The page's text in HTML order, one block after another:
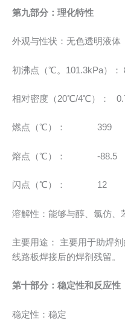
第九部分：理化特性
外观与性状：无色透明液体
初沸点（℃。101.3kPa）：
相对密度（20℃/4℃）：
燃点（℃）： 399
熔点（℃）： -88.5
闪点（℃）： 12
溶解性：能够与醇、氯仿、
主要用途： 主要用于助焊
线路板焊接后的焊剂残留。
第十部分：稳定性和反应性
稳定性：稳定